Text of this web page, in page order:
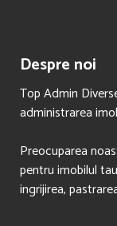
Despre noi
Top Admin
administrarea
Preocuparea
pentru imobilul
ingrijirea,